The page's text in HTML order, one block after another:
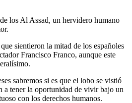
los Al Assad, un hervidero humano
sientieron la mitad de los españoles
Francisco Franco, aunque este
sabremos si es que el lobo se vistió
a tener la oportunidad de vivir bajo un
con los derechos humanos.